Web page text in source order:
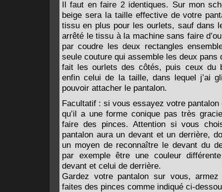
Il faut en faire 2 identiques. Sur mon
beige sera la taille effective de votre
tissu en plus pour les ourlets, sauf dans
arrêté le tissu à la machine sans faire
par coudre les deux rectangles
seule couture qui assemble les deux pans
fait les ourlets des côtés, puis ceux du
enfin celui de la taille, dans lequel j’ai
pouvoir attacher le pantalon.
Facultatif : si vous essayez votre
qu’il a une forme conique pas très
faire des pinces. Attention si vous
pantalon aura un devant et un derrière,
un moyen de reconnaître le devant du
par exemple être une couleur
devant et celui de derrière.
Gardez votre pantalon sur vous, armez
faites des pinces comme indiqué ci-